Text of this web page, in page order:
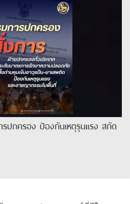
รปกครอง ป้องกันเหตุรุนแรง สกัด